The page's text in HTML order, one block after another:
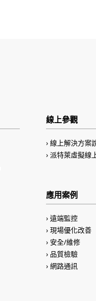
線上參觀
線上解決方案
派特萊虛擬線
應用案例
遠端監控
現場優化改善
安全/維修
品質檢驗
網路通訊